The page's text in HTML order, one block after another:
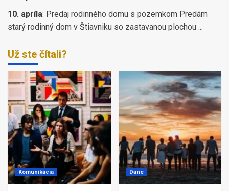
10. apríla: Predaj rodinného domu s pozemkom Predám
starý rodinný dom v Štiavniku so zastavanou plochou ...
Už ste čítali?
Komunikácia Dane